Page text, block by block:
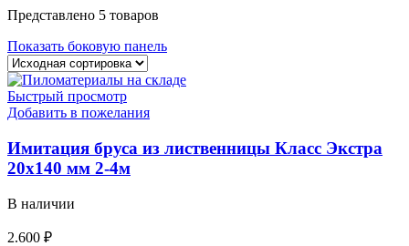
Представлено 5 товаров
Показать боковую панель
Быстрый просмотр
Добавить в пожелания
Имитация бруса из лиственницы Класс Экстра
20х140 мм 2-4м
В наличии
2.600 ₽